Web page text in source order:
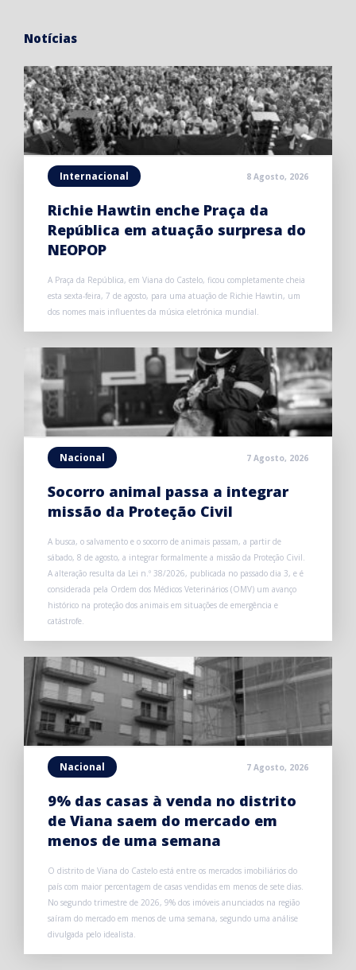
Notícias
Internacional 8 Agosto, 2026
Richie Hawtin enche Praça da
República em atuação surpresa do
NEOPOP
A Praça da República, em Viana do Castelo, ficou completamente cheia
esta sexta-feira, 7 de agosto, para uma atuação de Richie Hawtin, um
dos nomes mais influentes da música eletrónica mundial.
Nacional 7 Agosto, 2026
Socorro animal passa a integrar
missão da Proteção Civil
A busca, o salvamento e o socorro de animais passam, a partir de
sábado, 8 de agosto, a integrar formalmente a missão da Proteção Civil.
A alteração resulta da Lei n.º 38/2026, publicada no passado dia 3, e é
considerada pela Ordem dos Médicos Veterinários (OMV) um avanço
histórico na proteção dos animais em situações de emergência e
catástrofe.
Nacional 7 Agosto, 2026
9% das casas à venda no distrito
de Viana saem do mercado em
menos de uma semana
O distrito de Viana do Castelo está entre os mercados imobiliários do
país com maior percentagem de casas vendidas em menos de sete dias.
No segundo trimestre de 2026, 9% dos imóveis anunciados na região
saíram do mercado em menos de uma semana, segundo uma análise
divulgada pelo idealista.